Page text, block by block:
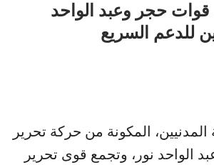
.. قوات حجر وعبد الواحد
للدعم السريع
المكونة من حركة تحرير
الواحد نور، وتجمع قوى تحرير